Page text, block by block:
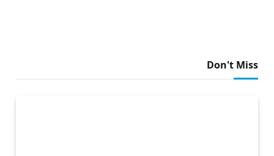
Don't Miss